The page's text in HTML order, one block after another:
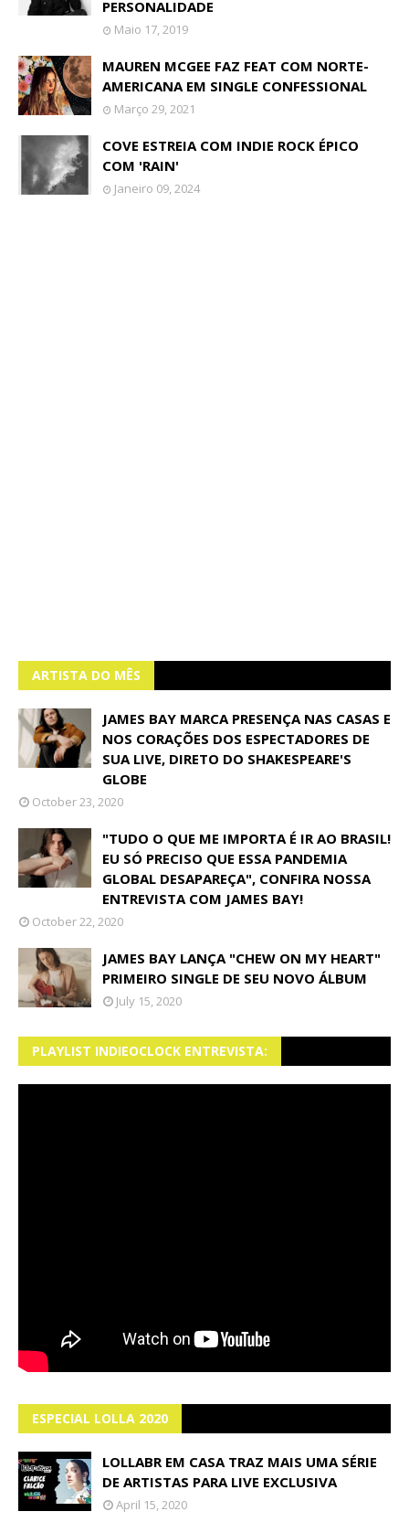
PERSONALIDADE
Maio 17, 2019
MAUREN MCGEE FAZ FEAT COM NORTE-
AMERICANA EM SINGLE CONFESSIONAL
Março 29, 2021
COVE ESTREIA COM INDIE ROCK ÉPICO
COM 'RAIN'
Janeiro 09, 2024
ARTISTA DO MÊS
JAMES BAY MARCA PRESENÇA NAS CASAS E
NOS CORAÇÕES DOS ESPECTADORES DE
SUA LIVE, DIRETO DO SHAKESPEARE'S
GLOBE
October 23, 2020
"TUDO O QUE ME IMPORTA É IR AO BRASIL!
EU SÓ PRECISO QUE ESSA PANDEMIA
GLOBAL DESAPAREÇA", CONFIRA NOSSA
ENTREVISTA COM JAMES BAY!
October 22, 2020
JAMES BAY LANÇA "CHEW ON MY HEART"
PRIMEIRO SINGLE DE SEU NOVO ÁLBUM
July 15, 2020
PLAYLIST INDIEOCLOCK ENTREVISTA:
ESPECIAL LOLLA 2020
LOLLABR EM CASA TRAZ MAIS UMA SÉRIE
DE ARTISTAS PARA LIVE EXCLUSIVA
April 15, 2020